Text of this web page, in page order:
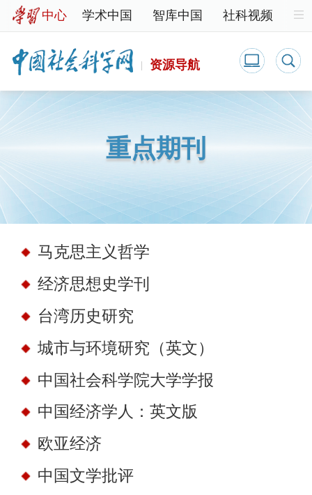
中心 学术中国 智库中国 社科视频 中
马克思主义 哲学 经济学 法学 历史学 文学
资源导航
重点期刊
马克思主义哲学
经济思想史学刊
台湾历史研究
城市与环境研究（英文）
中国社会科学院大学学报
中国经济学人：英文版
欧亚经济
中国文学批评